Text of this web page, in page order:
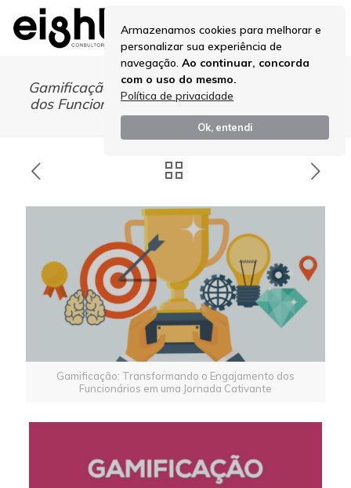
Armazenamos cookies para melhorar e
personalizar sua experiência de
navegação. Ao continuar, concorda
com o uso do mesmo.
Política de privacidade
Ok, entendi
Gamificação: Transformando o Engajamento
dos Funcionários em uma Jornada Cativante
Gamificação: Transformando o Engajamento dos
Funcionários em uma Jornada Cativante